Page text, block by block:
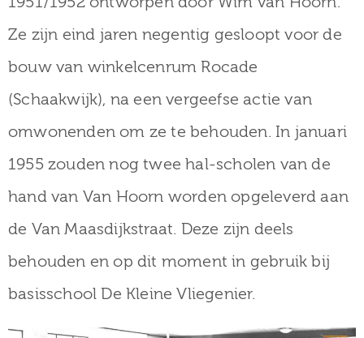
Ze zijn eind jaren negentig gesloopt voor de
bouw van winkelcenrum Rocade
(Schaakwijk), na een vergeefse actie van
omwonenden om ze te behouden. In januari
1955 zouden nog twee hal-scholen van de
hand van Van Hoorn worden opgeleverd aan
de Van Maasdijkstraat. Deze zijn deels
behouden en op dit moment in gebruik bij
basisschool De Kleine Vliegenier.